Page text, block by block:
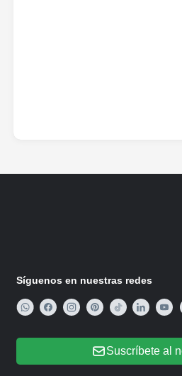
Síguenos en nuestras redes
Suscríbete al